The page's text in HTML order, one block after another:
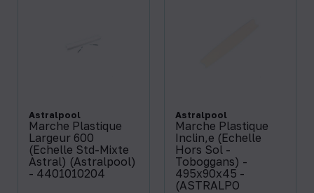
Astralpool
Marche Plastique
Largeur 600
(Echelle Std-Mixte
Astral) (Astralpool)
- 4401010204
Astralpool
Marche Plastique
Inclin‚e (Echelle
Hors Sol -
Toboggans) -
495x90x45 -
(ASTRALPO